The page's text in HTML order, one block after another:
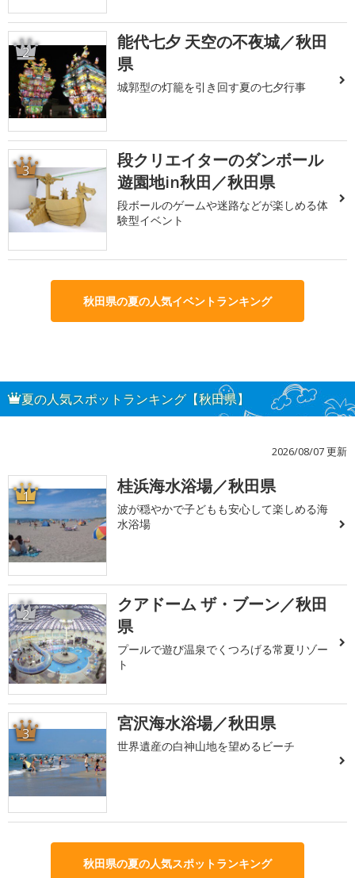
2
能代七夕 天空の不夜城／秋田
県
城郭型の灯籠を引き回す夏の七夕行事
3
段クリエイターのダンボール
遊園地in秋田／秋田県
段ボールのゲームや迷路などが楽しめる体
験型イベント
秋田県の夏の人気イベントランキング
夏の人気スポットランキング【秋田県】
2026/08/07 更新
1 桂浜海水浴場／秋田県
波が穏やかで子どもも安心して楽しめる海
水浴場
2
クアドーム ザ・ブーン／秋田
県
プールで遊び温泉でくつろげる常夏リゾー
ト
3 宮沢海水浴場／秋田県
世界遺産の白神山地を望めるビーチ
秋田県の夏の人気スポットランキング